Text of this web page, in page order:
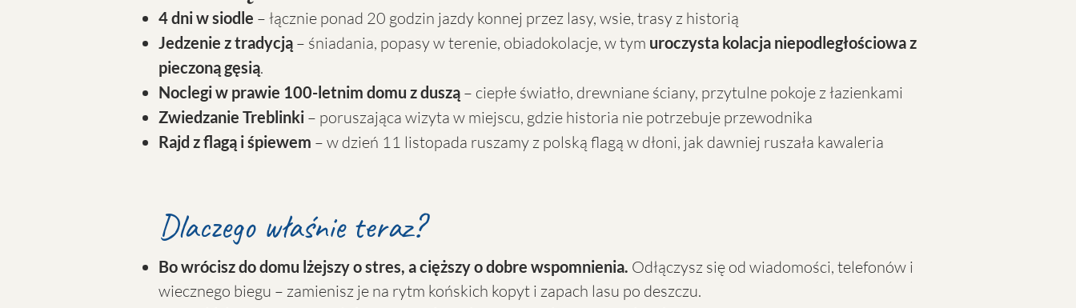
4 dni w siodle – łącznie ponad 20 godzin jazdy konnej przez lasy, wsie, trasy z historią
Jedzenie z tradycją – śniadania, popasy w terenie, obiadokolacje, w tym uroczysta kolacja niepodległościowa z
pieczoną gęsią.
Noclegi w prawie 100-letnim domu z duszą – ciepłe światło, drewniane ściany, przytulne pokoje z łazienkami
Zwiedzanie Treblinki – poruszająca wizyta w miejscu, gdzie historia nie potrzebuje przewodnika
Rajd z flagą i śpiewem – w dzień 11 listopada ruszamy z polską flagą w dłoni, jak dawniej ruszała kawaleria
Dlaczego właśnie teraz?
Bo wrócisz do domu lżejszy o stres, a cięższy o dobre wspomnienia. Odłączysz się od wiadomości, telefonów i
wiecznego biegu – zamienisz je na rytm końskich kopyt i zapach lasu po deszczu.